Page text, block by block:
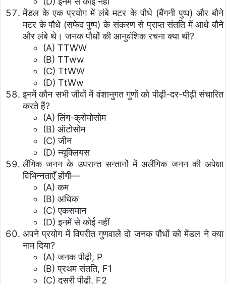
मेंडल के एक प्रयोग में लंबे मटर के पौधे (बैंगनी पुष्प) और बौने
मटर के पौधे (सफेद पुष्प) के संकरण से प्राप्त संतति में आधे बौने
और लंबे थे। जनक पौधों की आनुवंशिक रचना क्या थी?
(A) TTWW
(B) TTww
(C) TtWW
(D) TtWw
इनमें कौन सभी जीवों में वंशानुगत गुणों को पीढ़ी-दर-पीढ़ी संचारित
करते हैं?
(A) लिंग-क्रोमोसोम
(B) ऑटोसोम
(C) जीन
(D) न्यूक्लियस
लैंगिक जनन के उपरान्त सन्तानों में अलैंगिक जनन की अपेक्षा
विभिन्नताएँ होंगी—
(A) कम
(B) अधिक
(C) एकसमान
(D) इनमें से कोई नहीं
अपने प्रयोग में विपरीत गुणवाले दो जनक पौधों को मेंडल ने क्या
नाम दिया?
(A) जनक पीढ़ी, P
(B) प्रथम संतति, F1
(C) दूसरी पीढ़ी, F2